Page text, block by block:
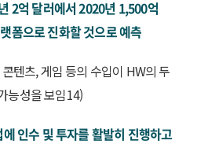
2억 달러에서 2020년 1,500억
폼으로 진화할 것으로 예측
텐츠, 게임 등의 수입이 HW의 두
능성을 보임14)
인수 및 투자를 활발히 진행하고